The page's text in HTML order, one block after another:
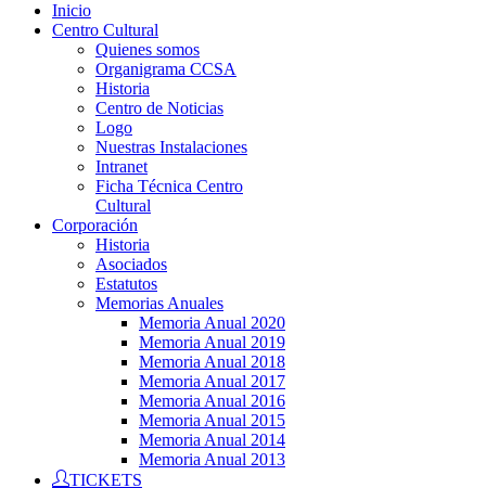
Inicio
Centro Cultural
Quienes somos
Organigrama CCSA
Historia
Centro de Noticias
Logo
Nuestras Instalaciones
Intranet
Ficha Técnica Centro
Cultural
Corporación
Historia
Asociados
Estatutos
Memorias Anuales
Memoria Anual 2020
Memoria Anual 2019
Memoria Anual 2018
Memoria Anual 2017
Memoria Anual 2016
Memoria Anual 2015
Memoria Anual 2014
Memoria Anual 2013
TICKETS